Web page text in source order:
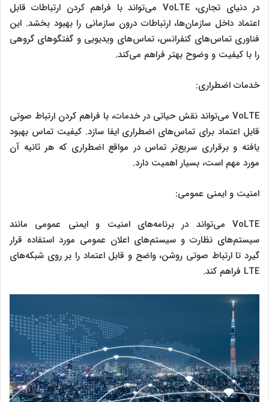
در دنیای تجاری، VoLTE می‌تواند با فراهم کردن ارتباطات قابل
اعتماد داخل سازمان‌ها، ارتباطات درون سازمانی را بهبود بخشد. این
فناوری تماس‌های کنفرانس، تماس‌های ویدیویی و گفتگوهای گروهی
را با کیفیت و وضوح بهتر فراهم می‌کند.
خدمات اضطراری:
VoLTE می‌تواند نقش حیاتی در خدمات، با فراهم کردن ارتباط صوتی
قابل اعتماد برای تماس‌های اضطراری ایفا سازد. کیفیت تماس بهبود
یافته و برقراری سریع‌تر تماس در مواقع اضطراری که هر ثانیه آن
مورد مهم است، بسیار اهمیت دارد.
امنیت و ایمنی عمومی:
VoLTE می‌تواند در برنامه‌های امنیت و ایمنی عمومی مانند
سیستم‌های نظارت و سیستم‌های اعلان عمومی مورد استفاده قرار
گیرد تا ارتباط صوتی روشن، واضح و قابل اعتماد را بر روی شبکه‌های
LTE فراهم کند.